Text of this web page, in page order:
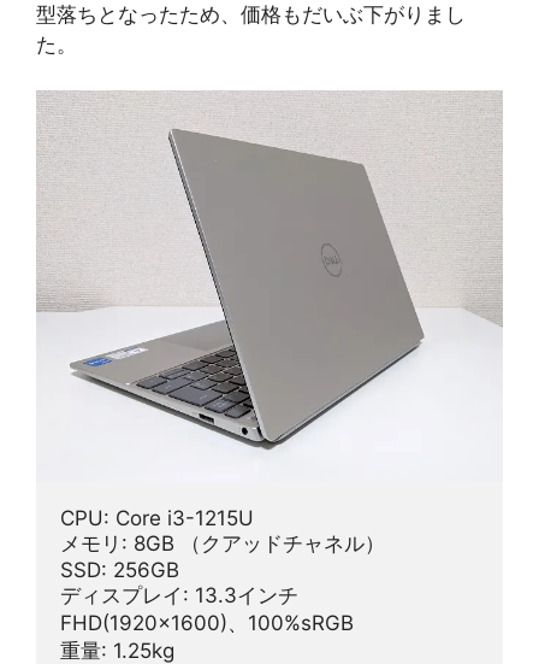
型落ちとなったため、価格もだいぶ下がりまし
た。
CPU: Core i3-1215U
メモリ: 8GB （クアッドチャネル）
SSD: 256GB
ディスプレイ: 13.3インチ
FHD(1920x1600)、100%sRGB
重量: 1.25kg